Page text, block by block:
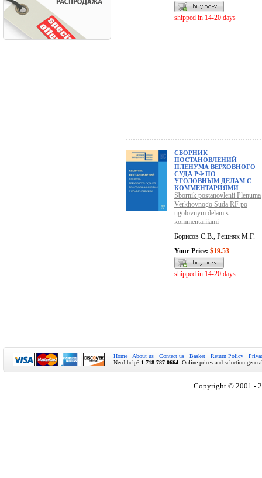
shipped in 14-20 days
СБОРНИК
ПОСТАНОВЛЕНИЙ
ПЛЕНУМА ВЕРХОВНОГО
СУДА РФ ПО
УГОЛОВНЫМ ДЕЛАМ С
КОММЕНТАРИЯМИ
Sbornik postanovlenii Plenuma
Verkhovnogo Suda RF po
ugolovnym delam s
kommentariiami
Борисов С.В., Решняк М.Г.
Your Price: $19.53
shipped in 14-20 days
Home About us Contact us Basket Return Policy
Need help? 1-718-787-0664 . Online prices and selection
Copyright © 2001 -